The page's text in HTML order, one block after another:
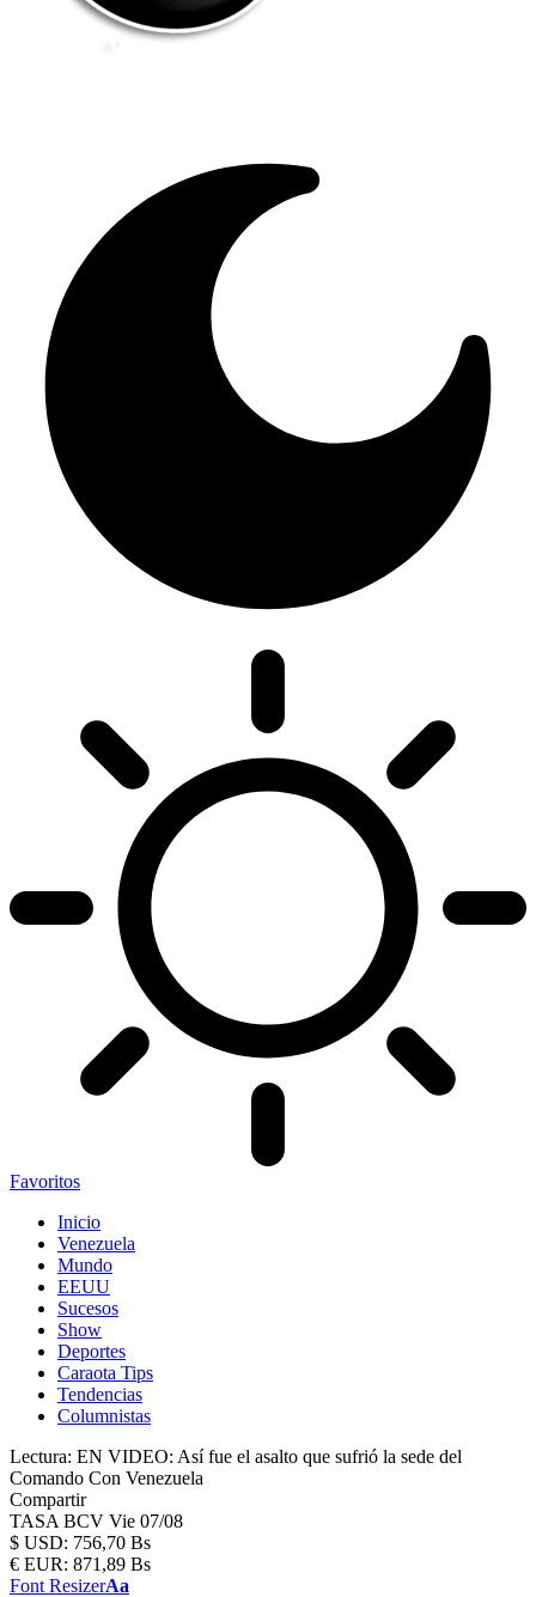
Favoritos
Inicio
Venezuela
Mundo
EEUU
Sucesos
Show
Deportes
Caraota Tips
Tendencias
Columnistas
Lectura: EN VIDEO: Así fue el asalto que sufrió la sede del
Comando Con Venezuela
Compartir
TASA BCV Vie 07/08
$ USD: 756,70 Bs
€ EUR: 871,89 Bs
Font ResizerAa